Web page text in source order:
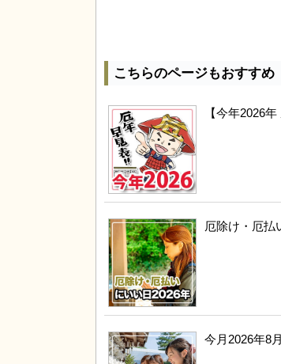
こちらのページもおすすめ
【今年2026
厄除け・厄払
今月2026年8